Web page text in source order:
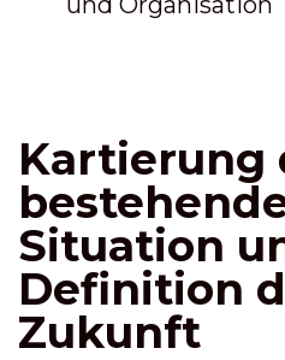
Kartierung
Situation
Definition
Zukunft